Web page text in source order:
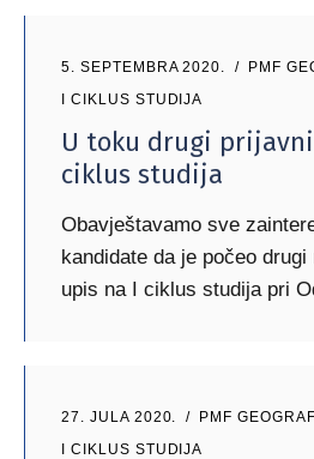
5. SEPTEMBRA 2020.
PMF
I CIKLUS STUDIJA
U toku drugi
ciklus studija
Obavještavamo sve
kandidate da je počeo
upis na I ciklus studija pri
27. JULA 2020.
PMF
I CIKLUS STUDIJA